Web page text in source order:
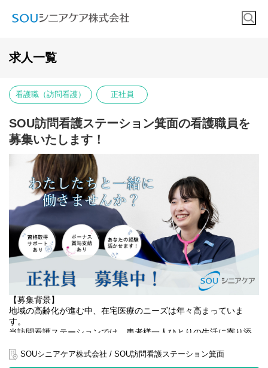
求人一覧
看護職（訪問看護） 正社員
SOU訪問看護ステーション箕面の看護職員を
募集いたします！
【募集背景】
地域の高齢化が進む中、在宅医療のニーズは年々高まっていま
す。
当訪問看護ステーションでは、患者様一人ひとりの生活に寄り添
の高い看護サービスの提供に努めています。
SOUシニアケア株式会社 / SOU訪問看護ステーション箕面